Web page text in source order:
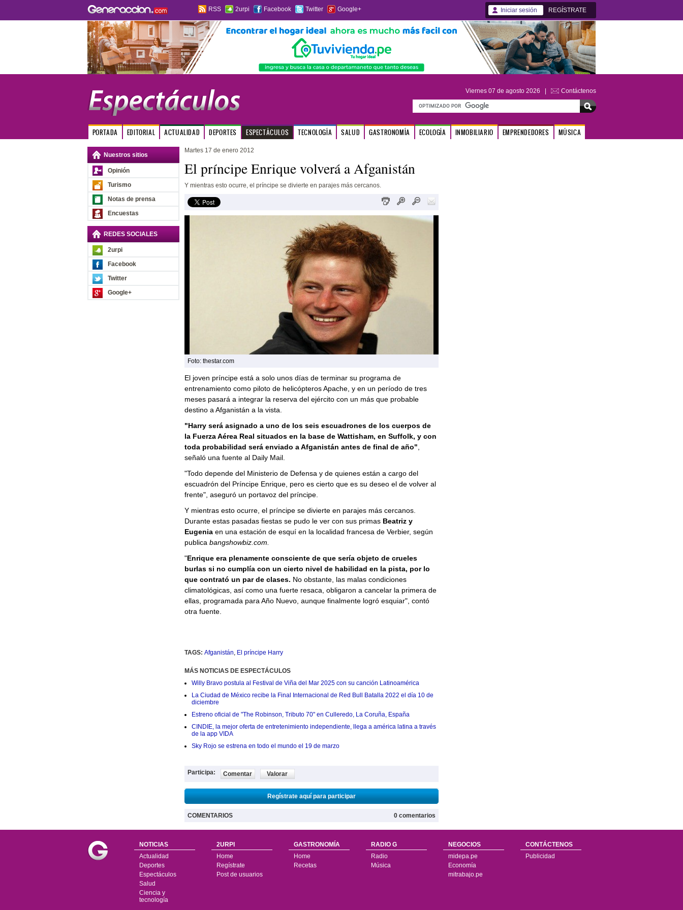
RSS 2urpi Facebook Twitter Google+ Iniciar sesión REGÍSTRATE
Viernes 07 de agosto 2026 | Contáctenos
PORTADA EDITORIAL ACTUALIDAD DEPORTES ESPECTÁCULOS TECNOLOGÍA SALUD GASTRONOMÍA ECOLOGÍA INMOBILIARIO EMPRENDEDORES MÚSICA
Nuestros sitios
Opinión
Turismo
Notas de prensa
Encuestas
REDES SOCIALES
2urpi
Facebook
Twitter
Google+
Martes 17 de enero 2012
El príncipe Enrique volverá a Afganistán
Y mientras esto ocurre, el príncipe se divierte en parajes más cercanos.
Foto: thestar.com
El joven príncipe está a solo unos días de terminar su programa de
entrenamiento como piloto de helicópteros Apache, y en un período de tres
meses pasará a integrar la reserva del ejército con un más que probable
destino a Afganistán a la vista.
"Harry será asignado a uno de los seis escuadrones de los cuerpos de
la Fuerza Aérea Real situados en la base de Wattisham, en Suffolk, y con
toda probabilidad será enviado a Afganistán antes de final de año"
señaló una fuente al Daily Mail.
"Todo depende del Ministerio de Defensa y de quienes están a cargo del
escuadrón del Príncipe Enrique, pero es cierto que es su deseo el de volver al
frente", aseguró un portavoz del príncipe.
Y mientras esto ocurre, el príncipe se divierte en parajes más cercanos.
Durante estas pasadas fiestas se pudo le ver con sus primasBeatriz y
Eugeniaen una estación de esquí en la localidad francesa de Verbier, según
publica bangshowbiz.com.
"Enrique era plenamente consciente de que sería objeto de crueles
burlas si no cumplía con un cierto nivel de habilidad en la pista, por lo
que contrató un par de clases. No obstante, las malas condiciones
climatológicas, así como una fuerte resaca, obligaron a cancelar la primera de
ellas, programada para Año Nuevo, aunque finalmente logró esquiar", contó
otra fuente.
TAGS: Afganistán, El príncipe Harry
MÁS NOTICIAS DE ESPECTÁCULOS
Willy Bravo postula al Festival de Viña del Mar 2025 con su canción Latinoamérica
La Ciudad de México recibe la Final Internacional de Red Bull Batalla 2022 el día 10 de
diciembre
Estreno oficial de "The Robinson, Tributo 70" en Culleredo, La Coruña, España
CINDIE, la mejor oferta de entretenimiento independiente, llega a américa latina a través
de la app VIDA
Sky Rojo se estrena en todo el mundo el 19 de marzo
Participa: Comentar Valorar
Regístrate aquí para participar
COMENTARIOS 0 comentarios
NOTICIAS
Actualidad
Deportes
Espectáculos
Salud
Ciencia y
tecnología
2URPI
Home
Regístrate
Post de usuarios
GASTRONOMÍA
Home
Recetas
RADIO G
Radio
Música
NEGOCIOS
midepa.pe
Economía
mitrabajo.pe
CONTÁCTENOS
Publicidad